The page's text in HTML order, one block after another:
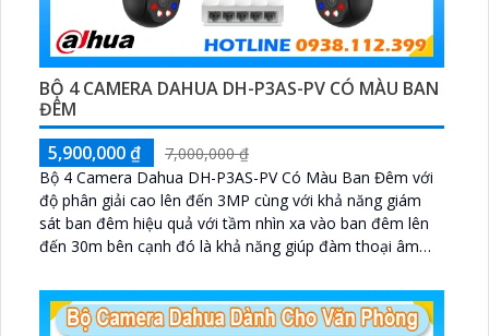
BỘ 4 CAMERA DAHUA DH-P3AS-PV CÓ MÀU BAN
ĐÊM
5,900,000 ₫
7,000,000 ₫
Bộ 4 Camera Dahua DH-P3AS-PV Có Màu Ban Đêm với
độ phân giải cao lên đến 3MP cùng với khả năng giám
sát ban đêm hiệu quả với tầm nhìn xa vào ban đêm lên
đến 30m bên cạnh đó là khả năng giúp đàm thoại âm
hiện xâm nhập